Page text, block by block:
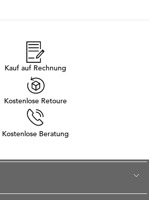
Kauf auf Rechnung
Kostenlose Retoure
Kostenlose Beratung